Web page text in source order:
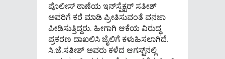
ಪೊಲೀಸ್‌ ಠಾಣೆಯ ಇನ್‌ಸ್ಪೆಕ್ಟರ್‌ ಸತೀಶ್‌
ಅವರಿಗೆ ಕರೆ ಮಾಡಿ ಪ್ರೀತಿಸುವಂತೆ ವನಜಾ
ಪೀಡಿಸುತ್ತಿದ್ದರು. ಹೀಗಾಗಿ ಆಕೆಯ ವಿರುದ್ಧ
ಪ್ರಕರಣ ದಾಖಲಿಸಿ ಜೈಲಿಗೆ ಕಳುಹಿಸಲಾಗಿದೆ.
ಸಿ.ಜೆ.ಸತೀಶ್‌ ಅವರು ಕಳೆದ ಆಗಸ್ಟ್‌ನಲ್ಲಿ